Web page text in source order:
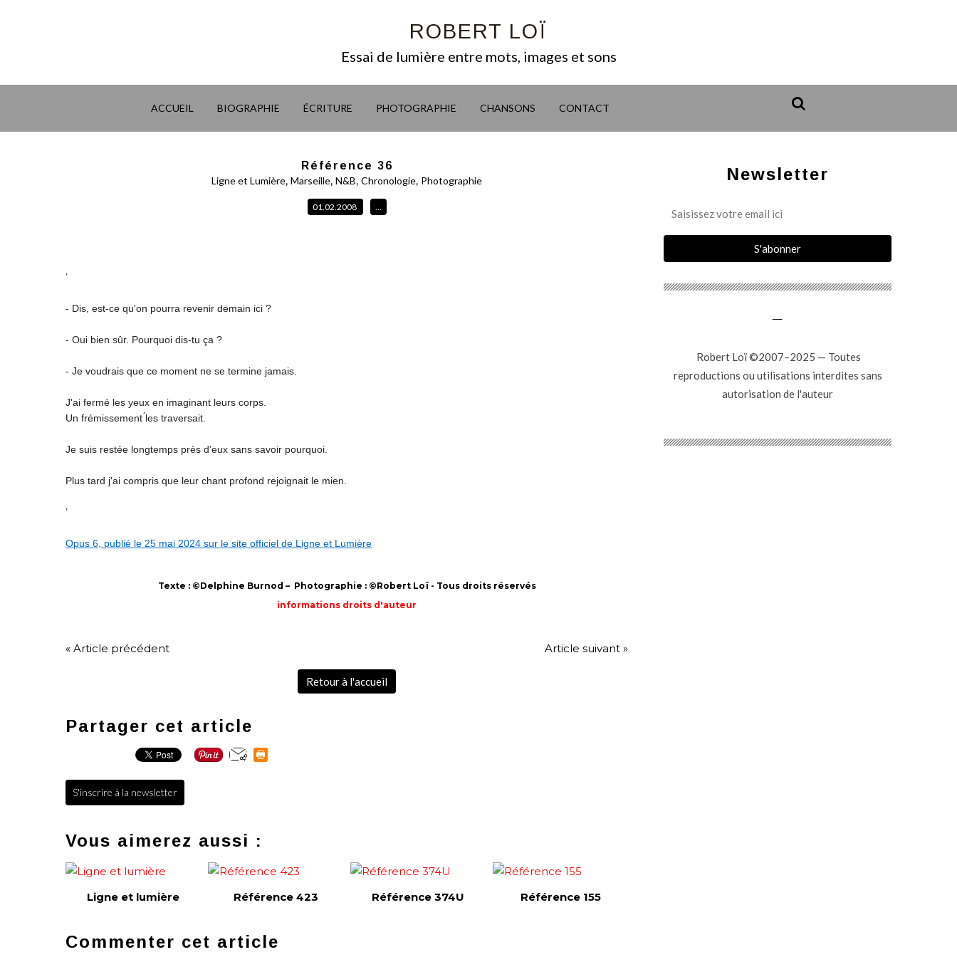
ROBERT LOÏ
Essai de lumière entre mots, images et sons
ACCUEIL BIOGRAPHIE ÉCRITURE PHOTOGRAPHIE CHANSONS CONTACT
Référence 36
Ligne et Lumière, Marseille, N&B, Chronologie, Photographie
01.02.2008 …
’
- Dis, est-ce qu'on pourra revenir demain ici ?
- Oui bien sûr. Pourquoi dis-tu ça ?
- Je voudrais que ce moment ne se termine jamais.
J'ai fermé les yeux en imaginant leurs corps.
Un frémissement ́les traversait.
Je suis restée longtemps près d’eux sans savoir pourquoi.
Plus tard j'ai compris que leur chant profond rejoignait le mien.
’
Opus 6, publié le 25 mai 2024 sur le site officiel de Ligne et Lumière
Texte : ©Delphine Burnod – Photographie : ©Robert Loï - Tous droits réservés
informations droits d'auteur
« Article précédent Article suivant »
Retour à l'accueil
Partager cet article
S'inscrire à la newsletter
Vous aimerez aussi :
Ligne et lumière Référence 423 Référence 374U Référence 155
Commenter cet article
Newsletter
Robert Loï ©2007–2025 — Toutes
reproductions ou utilisations interdites sans
autorisation de l'auteur